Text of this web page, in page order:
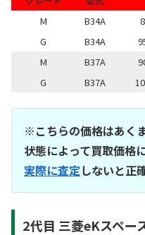
M
B34A
G
B34A
M
B37A
G
B37A
※こちらの価格はあく
状態によって買取価格
実際に査定しないと正
2代目 三菱eKスペー